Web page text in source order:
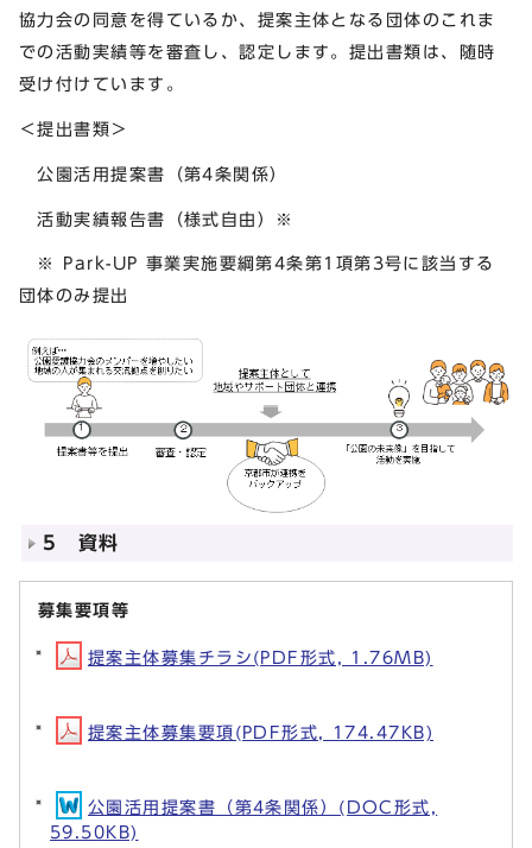
協力会の同意を得ているか、提案主体となる団体のこれま
での活動実績等を審査し、認定します。提出書類は、随時
受け付けています。
＜提出書類＞
公園活用提案書（第4条関係）
活動実績報告書（様式自由）※
※ Park-UP 事業実施要綱第4条第1項第3号に該当する
団体のみ提出
5 資料
募集要項等
提案主体募集チラシ(PDF形式, 1.76MB)
提案主体募集要項(PDF形式, 174.47KB)
公園活用提案書（第4条関係）(DOC形式,
59.50KB)